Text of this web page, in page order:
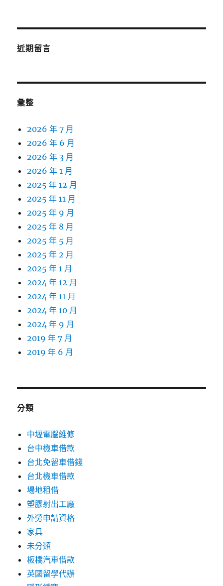
近期留言
彙整
2026 年 7 月
2026 年 6 月
2026 年 3 月
2026 年 1 月
2025 年 12 月
2025 年 11 月
2025 年 9 月
2025 年 8 月
2025 年 5 月
2025 年 2 月
2025 年 1 月
2024 年 12 月
2024 年 11 月
2024 年 10 月
2024 年 9 月
2019 年 7 月
2019 年 6 月
分類
中壢電腦維修
台中機車借款
台北免留車借錢
台北機車借款
場地租借
塑膠射出工廠
外勞申請資格
家具
未分類
板橋汽車借款
英國留學代辦